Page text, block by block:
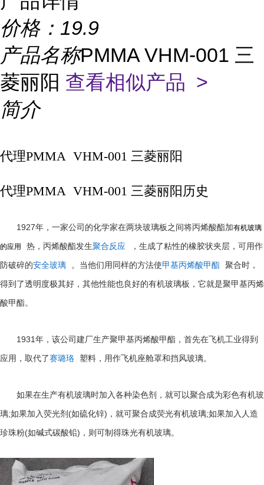
价格： 19.9
产品名称PMMA VHM-001 三
菱丽阳 查看相似产品 >
简介
代理PMMA VHM-001 三菱丽阳
代理PMMA VHM-001 三菱丽阳历史
1927年，一家公司的化学家在两块玻璃板之间将丙烯酸酯加有机玻璃
的应用 热，丙烯酸酯发生聚合反应 ，生成了粘性的橡胶状夹层，可用作
防破碎的安全玻璃 。当他们用同样的方法使甲基丙烯酸甲酯 聚合时，
得到了透明度极其好，其他性能也良好的有机玻璃板，它就是聚甲基丙烯
酸甲酯。
1931 年，该公司建厂生产聚甲基丙烯酸甲酯，首先在飞机工业得到
应用，取代了赛璐珞 塑料，用作飞机座舱罩和挡风玻璃。
如果在生产有机玻璃时加入各种染色剂，就可以聚合成为彩色有机玻
璃;如果加入荧光剂 (如硫化锌) ，就可聚合成荧光有机玻璃;如果加入人造
珍珠粉(如碱式碳酸铅) ，则可制得珠光有机玻璃。